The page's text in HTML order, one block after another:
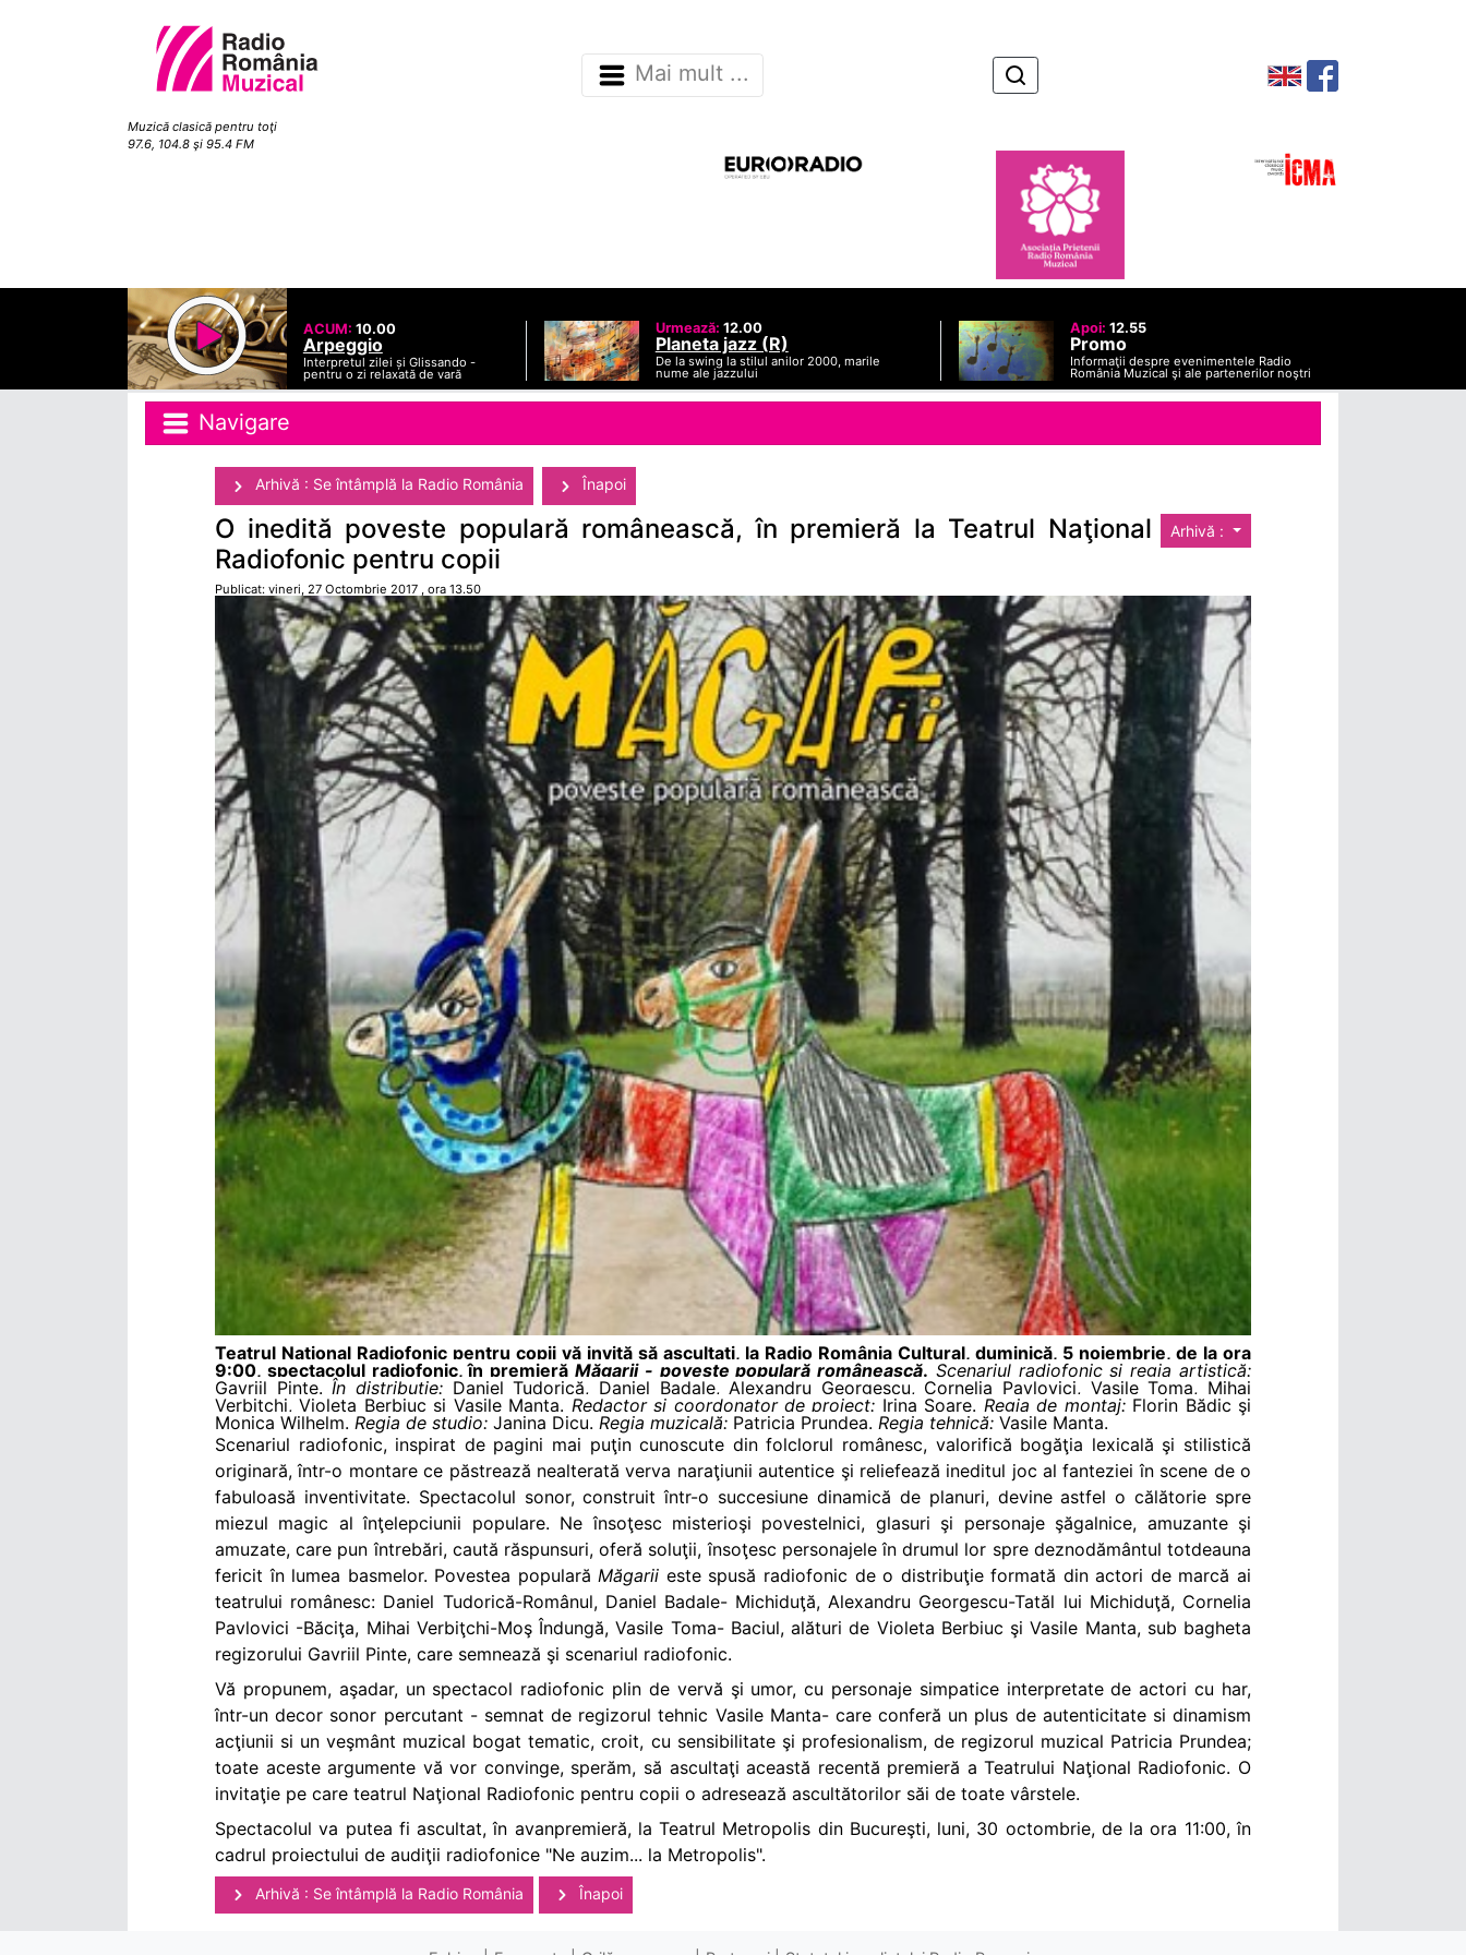
Muzică clasică pentru toţi
97.6, 104.8 şi 95.4 FM
Mai mult ...
ACUM: 10.00
Arpeggio
Interpretul zilei și Glissando -
pentru o zi relaxată de vară
Urmează: 12.00
Planeta jazz (R)
De la swing la stilul anilor 2000, marile
nume ale jazzului
Apoi: 12.55
Promo
Informaţii despre evenimentele Radio
România Muzical şi ale partenerilor noştri
Navigare
Arhivă : Se întâmplă la Radio România Înapoi
Arhivă :
O inedită poveste populară românească, în premieră la Teatrul Naţional
Radiofonic pentru copii
Publicat: vineri, 27 Octombrie 2017 , ora 13.50
Teatrul Naţional Radiofonic pentru copii vă invită să ascultaţi, la Radio România Cultural, duminică, 5 noiembrie, de la ora
9:00, spectacolul radiofonic, în premieră Măgarii - poveste populară românească. Scenariul radiofonic şi regia artistică:
Gavriil Pinte.În distribuţie:Daniel Tudorică, Daniel Badale, Alexandru Georgescu, Cornelia Pavlovici, Vasile Toma, Mihai
Verbiţchi, Violeta Berbiuc şi Vasile Manta. Redactor şi coordonator de proiect: Irina Soare. Regia de montaj:Florin Bădic şi
Monica Wilhelm. Regia de studio: Janina Dicu. Regia muzicală: Patricia Prundea. Regia tehnică: Vasile Manta.
Scenariul radiofonic, inspirat de pagini mai puţin cunoscute din folclorul românesc, valorifică bogăţia lexicală şi stilistică
originară, într-o montare ce păstrează nealterată verva naraţiunii autentice şi reliefează ineditul joc al fanteziei în scene de o
fabuloasă inventivitate. Spectacolul sonor, construit într-o succesiune dinamică de planuri, devine astfel o călătorie spre
miezul magic al înţelepciunii populare. Ne însoţesc misterioşi povestelnici, glasuri şi personaje şăgalnice, amuzante şi
amuzate, care pun întrebări, caută răspunsuri, oferă soluţii, însoţesc personajele în drumul lor spre deznodământul totdeauna
fericit în lumea basmelor. Povestea popularăMăgarii este spusă radiofonic de o distribuţie formată din actori de marcă ai
teatrului românesc: Daniel Tudorică-Românul, Daniel Badale- Michiduţă, Alexandru Georgescu-Tatăl lui Michiduţă, Cornelia
Pavlovici -Băciţa, Mihai Verbiţchi-Moş Îndungă, Vasile Toma- Baciul, alături de Violeta Berbiuc şi Vasile Manta, sub bagheta
regizorului Gavriil Pinte, care semnează şi scenariul radiofonic.
Vă propunem, aşadar, un spectacol radiofonic plin de vervă şi umor, cu personaje simpatice interpretate de actori cu har,
într-un decor sonor percutant - semnat de regizorul tehnic Vasile Manta- care conferă un plus de autenticitate si dinamism
acţiunii si un veşmânt muzical bogat tematic, croit, cu sensibilitate şi profesionalism, de regizorul muzical Patricia Prundea;
toate aceste argumente vă vor convinge, sperăm, să ascultaţi această recentă premieră a Teatrului Naţional Radiofonic. O
invitaţie pe care teatrul Naţional Radiofonic pentru copii o adresează ascultătorilor săi de toate vârstele.
Spectacolul va putea fi ascultat, în avanpremieră, la Teatrul Metropolis din Bucureşti, luni, 30 octombrie, de la ora 11:00, în
cadrul proiectului de audiţii radiofonice "Ne auzim... la Metropolis".
Arhivă : Se întâmplă la Radio România Înapoi